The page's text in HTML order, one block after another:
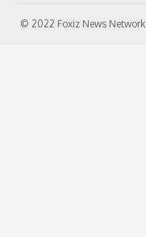
© 2022 Foxiz News